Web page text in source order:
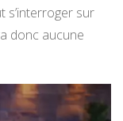
s’interroger sur
donc aucune